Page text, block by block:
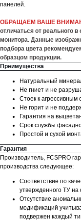
панелей.
ОБРАЩАЕМ ВАШЕ
отличаться от реального
монитора. Данные
подбора цвета
образцом продукции.
Преимущества
Натуральный
Не гниет и не
Стоек к агрессивным
Не горит и не
Гарантия на
Срок службы
Простой и сухой
Гарантия
Производитель, FCSPRO
производства следующее:
Соответствие по
утвержденного ТУ
Отсутствие
модификаций
подвержен каждый